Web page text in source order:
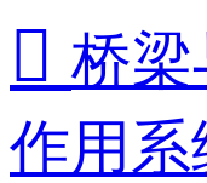
 桥梁
作用